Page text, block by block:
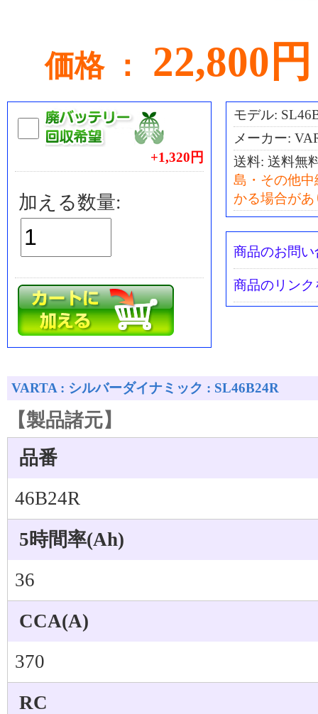
価格 ： 22,800円
モデル:
メーカー:
送料: 送料無
島・その他
かる場合が
+1,320円
加える数量:
商品のお問い
商品のリン
VARTA : シルバーダイナミック : SL46B24R
【製品諸元】
品番
46B24R
5時間率(Ah)
36
CCA(A)
370
RC